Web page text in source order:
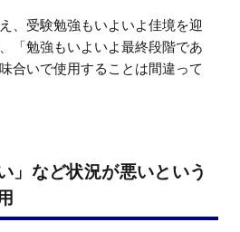
、受験勉強もいよいよ佳境を迎
「勉強もいよいよ最終段階であ
合いで使用することは間違って
」など状況が悪いという